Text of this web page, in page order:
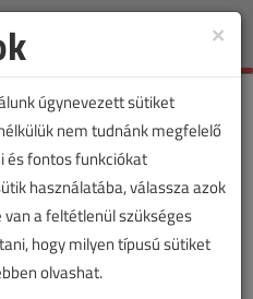
Toggle
×
úgynevezett sütiket
nem tudnánk megfelelő
és fontos funkciókat
használatába, válassza azok
a feltétlenül szükséges
hogy milyen típusú sütiket
olvashat.